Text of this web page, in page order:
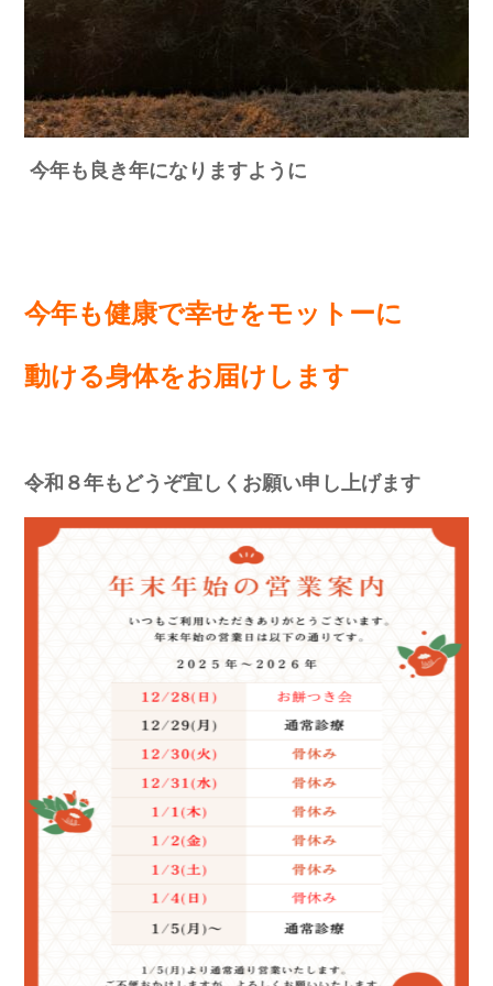
今年も良き年になりますように
今年も健康で幸せをモットーに
動ける身体をお届けします
令和８年もどうぞ宜しくお願い申し上げます